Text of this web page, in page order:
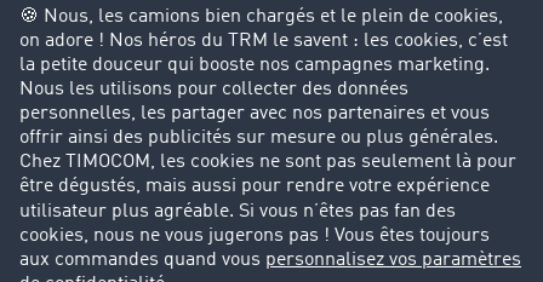
Entreprise
Parrainage clients
Success Stories
Cadre légal
Mentions légales